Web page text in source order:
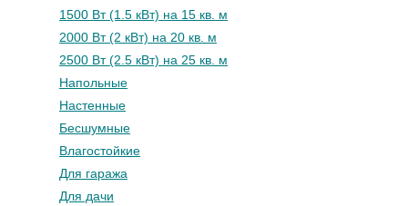
1500 Вт (1.5 кВт) на 15 кв. м
2000 Вт (2 кВт) на 20 кв. м
2500 Вт (2.5 кВт) на 25 кв. м
Напольные
Настенные
Бесшумные
Влагостойкие
Для гаража
Для дачи